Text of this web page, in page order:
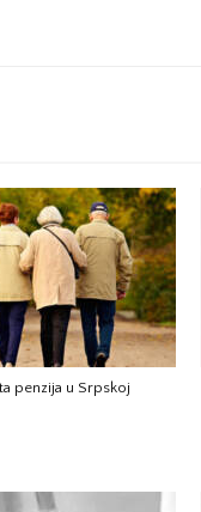
penzija u Srpskoj